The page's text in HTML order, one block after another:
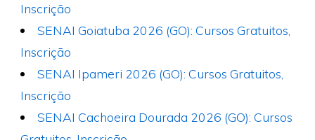
Inscrição
SENAI Goiatuba 2026 (GO): Cursos Gratuitos,
Inscrição
SENAI Ipameri 2026 (GO): Cursos Gratuitos,
Inscrição
SENAI Cachoeira Dourada 2026 (GO): Cursos